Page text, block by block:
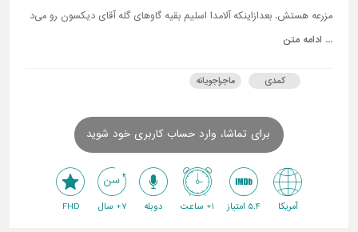
مزرعه هستش. بعدازاینکه آلامدا اسلیم بقیه گاوهای گله آقای دیکسون رو می‌د
... ادامه متن
کمدی ماجراجویانه
برای تماشا، وارد حساب کاربری خود شوید
آمریکا 5.4 امتیاز 1+ ساعت دوبله 7+ سال FHD